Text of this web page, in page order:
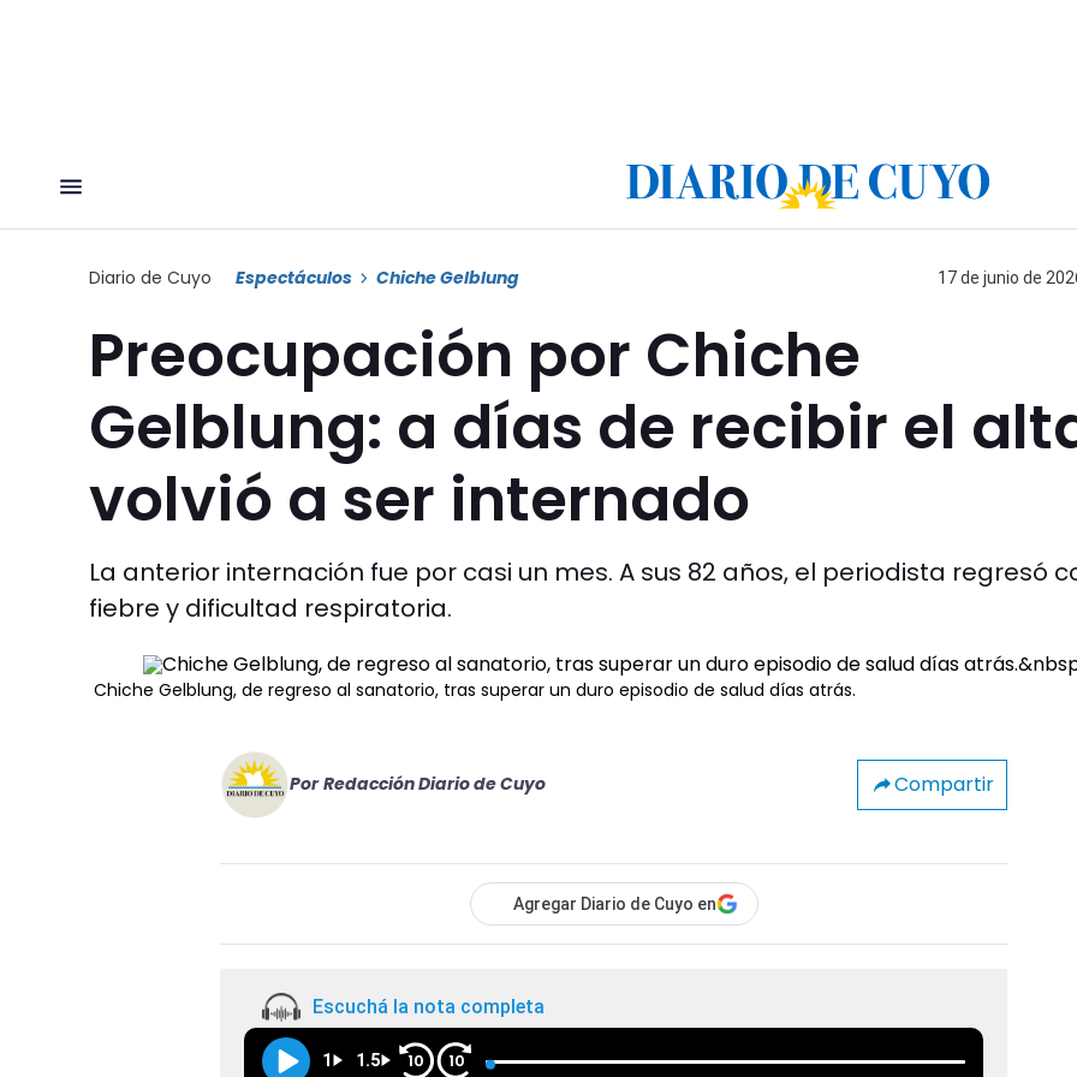
Diario de Cuyo Espectáculos Chiche Gelblung 17 de junio de
Preocupación por Chiche
Gelblung: a días de recibir el
volvió a ser internado
La anterior internación fue por casi un mes. A sus 82 años, el periodista regresó
fiebre y dificultad respiratoria.
Chiche Gelblung, de regreso al sanatorio, tras superar un duro episodio de salud días atrás.
Por Redacción Diario de Cuyo Compartir
Agregar Diario de Cuyo en
Escuchá la nota completa
1 1.5 10 10